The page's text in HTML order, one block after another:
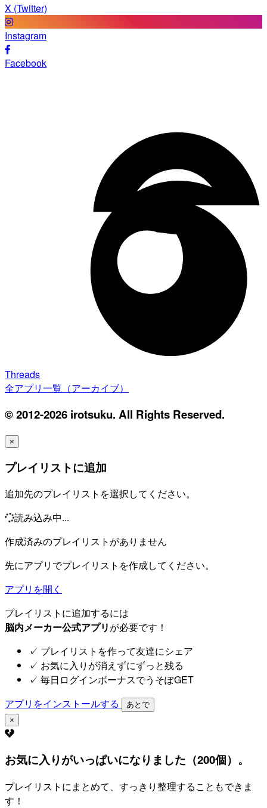
X (Twitter)
Instagram
Facebook
Threads
全アプリ一覧（アーカイブ）
© 2012-2026 irotsuku. All Rights Reserved.
×
プレイリストに追加
追加先のプレイリストを選択してください。
読み込み中...
作成済みのプレイリストがありません
先にアプリでプレイリストを作成してください。
アプリを開く
プレイリストに追加するには
脳内メーカー公式アプリが必要です！
✓ プレイリストを作って友達にシェア
✓ お気に入りが消えずにずっと残る
✓ 毎日ログインボーナスでうそぽGET
アプリをインストールする
あとで
×
お気に入りがいっぱいになりました（200個）。
プレイリストにまとめて、すっきり整理することもできま
す！